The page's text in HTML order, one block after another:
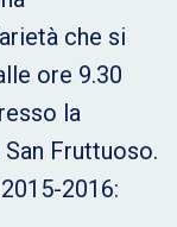
che si
ore 9.30
la
Fruttuoso.
2016: